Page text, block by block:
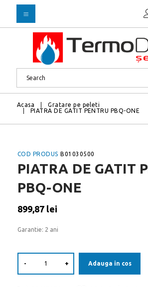
Acasa
Gratare pe peleti
PIATRA DE GATIT PENTRU PBQ-ONE
COD PRODUS B01030500
PIATRA DE GATIT
PBQ-ONE
899,87 lei
Garantie: 2 ani
- + Adauga in cos